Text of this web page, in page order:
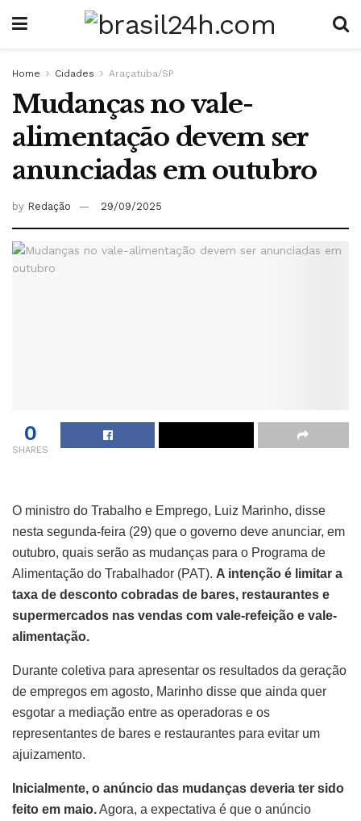
Home Cidades Araçatuba/SP
Mudanças no vale-
alimentação devem ser
anunciadas em outubro
by Redação 29/09/2025
0
SHARES
O ministro do Trabalho e Emprego, Luiz Marinho, disse
nesta segunda-feira (29) que o governo deve anunciar, em
outubro, quais serão as mudanças para o Programa de
Alimentação do Trabalhador (PAT). A intenção é limitar a
taxa de desconto cobradas de bares, restaurantes e
supermercados nas vendas com vale-refeição e vale-
alimentação.
Durante coletiva para apresentar os resultados da geração
de empregos em agosto, Marinho disse que ainda quer
esgotar a mediação entre as operadoras e os
representantes de bares e restaurantes para evitar um
ajuizamento.
Inicialmente, o anúncio das mudanças deveria ter sido
feito em maio.Agora, a expectativa é que o anúncio